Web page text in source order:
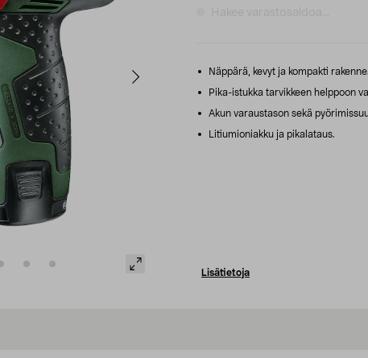
Näppärä, kevyt ja kompakti rakenne.
Pika-istukka tarvikkeen helppoon
Akun varaustason sekä
Litiumioniakku ja pikalataus.
Lisätietoja